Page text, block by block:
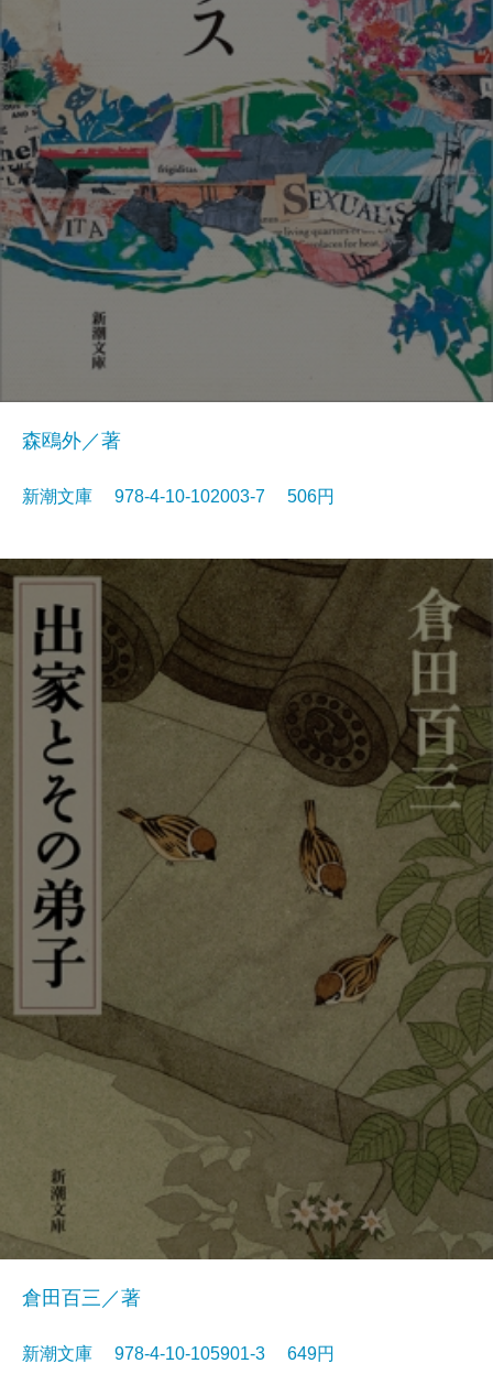
森鴎外／著
新潮文庫 978-4-10-102003-7 506円
倉田百三／著
新潮文庫 978-4-10-105901-3 649円